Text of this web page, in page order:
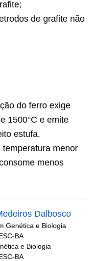
de grafite não
do ferro exige
1500°C e emite
estufa.
menor
menos
Dalbosco
Genética e Biologia
BA
e Biologia
BA